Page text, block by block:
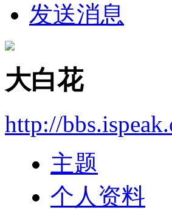
发送消息
大白花
http://
主题
个人资料